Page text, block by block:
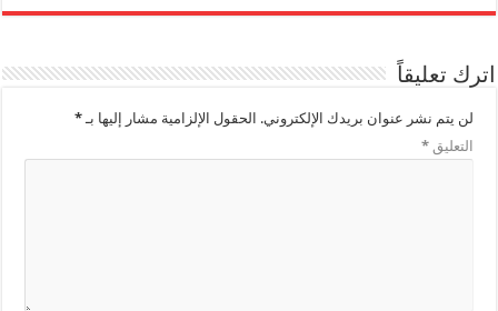
اترك تعليقاً
لن يتم نشر عنوان بريدك الإلكتروني. الحقول الإلزامية مشار إليها بـ*
التعليق*